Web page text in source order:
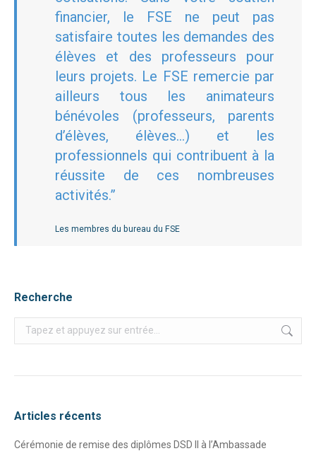
financier, le FSE ne peut pas
satisfaire toutes les demandes des
élèves et des professeurs pour
leurs projets. Le FSE remercie par
ailleurs tous les animateurs
bénévoles (professeurs, parents
d’élèves, élèves…) et les
professionnels qui contribuent à la
réussite de ces nombreuses
activités.”
Les membres du bureau du FSE
Recherche
Recherche
:
Articles récents
Cérémonie de remise des diplômes DSD II à l’Ambassade